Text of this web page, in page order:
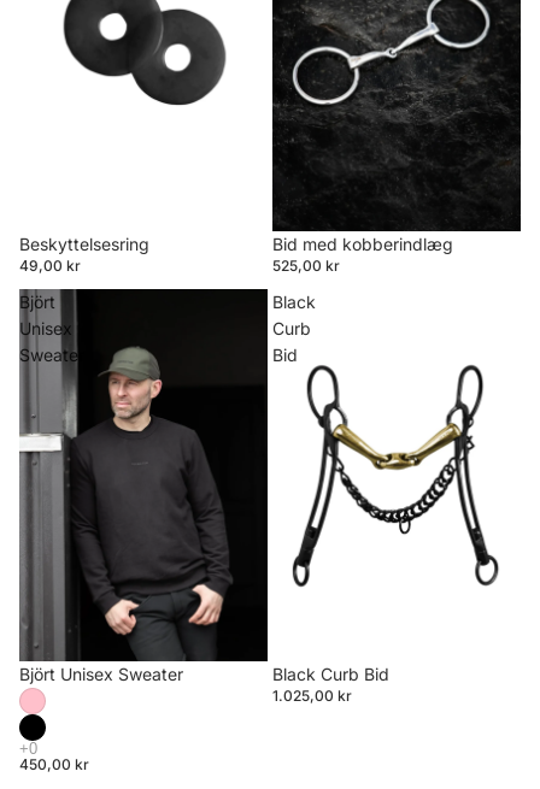
Beskyttelsesring
49,00 kr
Bid med kobberindlæg
525,00 kr
Björt
Unisex
Sweater
Björt Unisex Sweater
450,00 kr
Black
Curb
Bid
Black Curb Bid
1.025,00 kr